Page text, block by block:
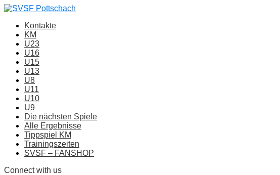
Kontakte
KM
U23
U16
U15
U13
U8
U11
U10
U9
Die nächsten Spiele
Alle Ergebnisse
Tippspiel KM
Trainingszeiten
SVSF – FANSHOP
Connect with us